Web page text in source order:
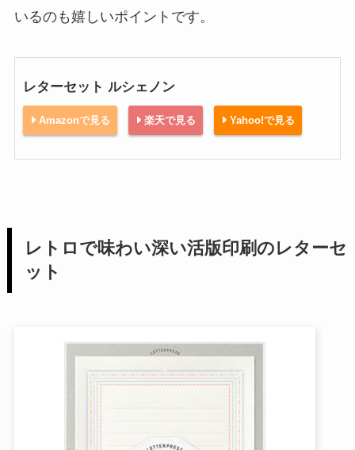
いるのも嬉しいポイントです。
レターセット ルシェノン
Amazonで見る 楽天で見る Yahoo!で見る
レトロで味わい深い活版印刷のレターセ
ット